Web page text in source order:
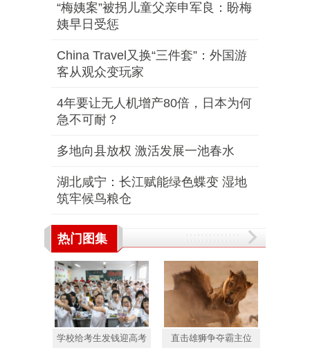
“梅姨案”被拐儿童父亲申军良：盼梅
姨早日受惩
China Travel又换“三件套”：外国游
客从观众变玩家
4年要让无人机增产80倍，日本为何
急不可耐？
多地向县放权 激活发展一池春水
湖北咸宁：长江赋能绿色蝶变 湿地
筑牢候鸟粮仓
热门图集
学校给考生发钱迎高考 直击雄狮争夺霸主位